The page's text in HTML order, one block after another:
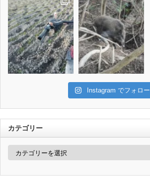
Instagram でフォロー
カテゴリー
カ
ー